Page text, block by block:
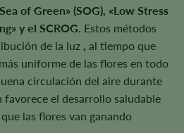
of Green» (SOG), «Low Stress
y el SCROG. Estos métodos
de la luz , al tiempo que
uniforme de las flores en todo
circulación del aire durante
el desarrollo saludable
las flores van ganando